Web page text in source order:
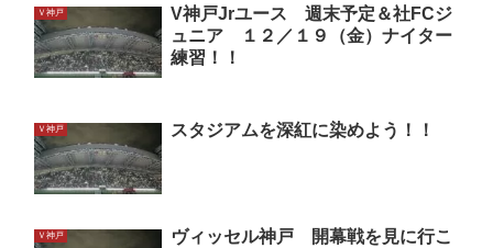
Ｖ神戸
V神戸Jrユース 週末予定＆社FCジ
ュニア １２／１９（金）ナイター
練習！！
Ｖ神戸 スタジアムを深紅に染めよう！！
Ｖ神戸
ヴィッセル神戸 開幕戦を見に行こ